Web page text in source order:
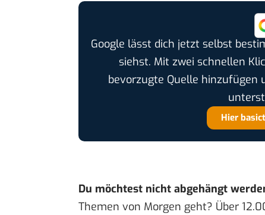
Google lässt dich jetzt selbst
siehst. Mit zwei schnellen
bevorzugte Quelle hinzufügen
Hier
Du möchtest nicht abgehängt
Themen von Morgen geht? Über